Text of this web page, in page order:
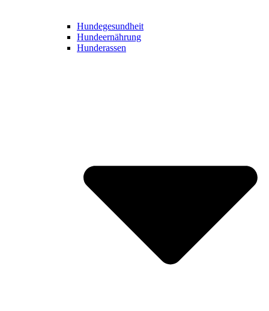
Hundegesundheit
Hundeernährung
Hunderassen